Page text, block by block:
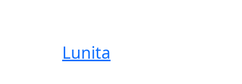
Lunita